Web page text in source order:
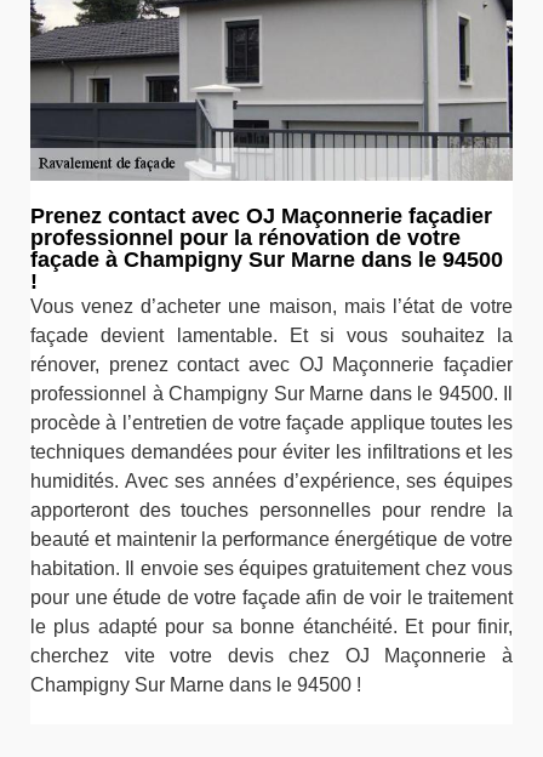
Prenez contact avec OJ Maçonnerie façadier
professionnel pour la rénovation de votre
façade à Champigny Sur Marne dans le 94500
!
Vous venez d’acheter une maison, mais l’état de votre
façade devient lamentable. Et si vous souhaitez la
rénover, prenez contact avec OJ Maçonnerie façadier
professionnel à Champigny Sur Marne dans le 94500. Il
procède à l’entretien de votre façade applique toutes les
techniques demandées pour éviter les infiltrations et les
humidités. Avec ses années d’expérience, ses équipes
apporteront des touches personnelles pour rendre la
beauté et maintenir la performance énergétique de votre
habitation. Il envoie ses équipes gratuitement chez vous
pour une étude de votre façade afin de voir le traitement
le plus adapté pour sa bonne étanchéité. Et pour finir,
cherchez vite votre devis chez OJ Maçonnerie à
Champigny Sur Marne dans le 94500 !